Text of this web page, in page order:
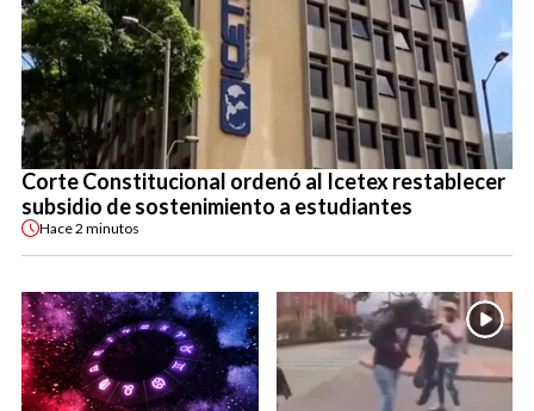
Corte Constitucional ordenó al Icetex restablecer
subsidio de sostenimiento a estudiantes
Hace2 minutos